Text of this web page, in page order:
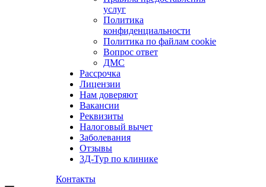
услуг
Политика
конфиденциальности
Политика по файлам cookie
Вопрос ответ
ДМС
Рассрочка
Лицензии
Нам доверяют
Вакансии
Реквизиты
Налоговый вычет
Заболевания
Отзывы
3Д-Тур по клинике
Контакты